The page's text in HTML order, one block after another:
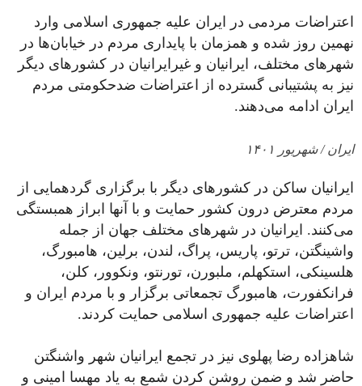
اعتراضات مردمی در ایران علیه جمهوری اسلامی وارد
نهمین روز شده و همزمان با پایداری مردم در خیابان‌ها در
شهرهای مختلف، ایرانیان و غیرایرانیان در کشورهای دیگر
نیز به پشتیبانی گسترده‌ از اعتراضات ضدحکومتی مردم
ایران ادامه می‌دهند.
ایران / شهریور ۱۴۰۱
ایرانیان ساکن در کشورهای دیگر با برگزاری گردهمایی از
مردم معترض درون کشور حمایت و با آنها ابراز همبستگی
می‌کنند. ایرانیان در شهرهای مختلف جهان از جمله
واشینگتن، ترتو، پاریس، پراگ، لندن، برلین، هامبورگ،
هلسینکی، استکهلم، ملبورن، تورنتو، ونکوور، کلن،
فرانکفورت، هامبورگ تجمعاتی برگزار و با مردم ایران و
اعتراضات علیه جمهوری اسلامی حمایت کردند.
شاهزاده رضا پهلوی نیز در تجمع ایرانیان شهر واشنگتن
حاضر شد و ضمن روشن کردن شمع به یاد مهسا امینی و